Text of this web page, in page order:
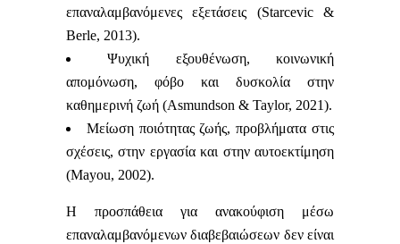
επαναλαμβανόμενες εξετάσεις (Starcevic &
Berle, 2013).
Ψυχική εξουθένωση, κοινωνική
απομόνωση, φόβο και δυσκολία στην
καθημερινή ζωή (Asmundson & Taylor, 2021).
Μείωση ποιότητας ζωής, προβλήματα στις
σχέσεις, στην εργασία και στην αυτοεκτίμηση
(Mayou, 2002).
Η προσπάθεια για ανακούφιση μέσω
επαναλαμβανόμενων διαβεβαιώσεων δεν είναι